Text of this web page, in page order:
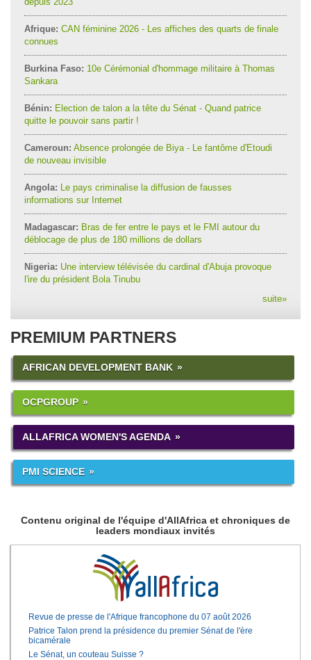
Afrique: CAN féminine 2026 - Les affiches des quarts de finale
connues
Burkina Faso: 10e Cérémonial d'hommage militaire à Thomas
Sankara
Bénin: Election de talon a la tête du Sénat - Quand patrice
quitte le pouvoir sans partir !
Cameroun: Absence prolongée de Biya - Le fantôme d'Etoudi
de nouveau invisible
Angola: Le pays criminalise la diffusion de fausses
informations sur Internet
Madagascar: Bras de fer entre le pays et le FMI autour du
déblocage de plus de 180 millions de dollars
Nigeria: Une interview télévisée du cardinal d'Abuja provoque
l'ire du président Bola Tinubu
suite»
PREMIUM PARTNERS
AFRICAN DEVELOPMENT BANK
OCPGROUP
ALLAFRICA WOMEN'S AGENDA
PMI SCIENCE
Contenu original de l'équipe d'AllAfrica et chroniques de
leaders mondiaux invités
Revue de presse de l'Afrique francophone du 07 août 2026
Patrice Talon prend la présidence du premier Sénat de l'ère
bicamérale
Le Sénat, un couteau Suisse ?